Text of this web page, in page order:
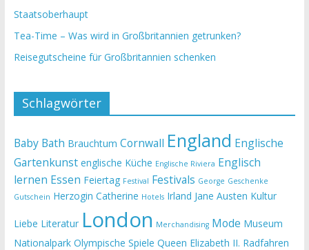
Staatsoberhaupt
Tea-Time – Was wird in Großbritannien getrunken?
Reisegutscheine für Großbritannien schenken
Schlagwörter
Baby Bath Brauchtum Cornwall England Englische
Gartenkunst englische Küche Englische Riviera Englisch
lernen Essen Feiertag Festival Festivals George Geschenke
Gutschein Herzogin Catherine Hotels Irland Jane Austen Kultur
Liebe Literatur London Merchandising Mode Museum
Nationalpark Olympische Spiele Queen Elizabeth II. Radfahren